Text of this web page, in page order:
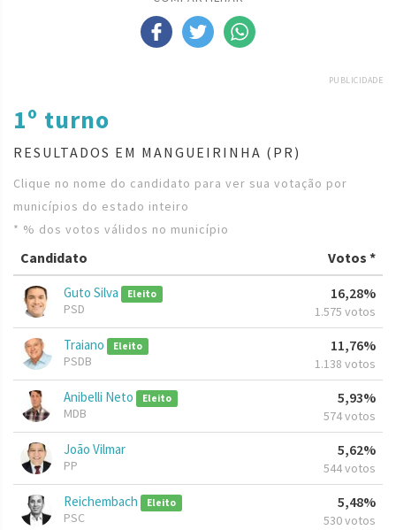
PUBLICIDADE
1º turno
RESULTADOS EM MANGUEIRINHA (PR)
Clique no nome do candidato para ver sua votação por
municípios do estado inteiro
* % dos votos válidos no município
Candidato Votos *
Guto Silva Eleito
PSD
16,28%
1.575 votos
Traiano Eleito
PSDB
11,76%
1.138 votos
Anibelli Neto Eleito
MDB
5,93%
574 votos
João Vilmar
PP
5,62%
544 votos
Reichembach Eleito
PSC
5,48%
530 votos